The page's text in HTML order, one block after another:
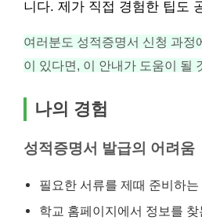
니다. 제가 직접 경험한 팁도
여러분도 성적증명서 신청 과정
이 있다면, 이 안내가 도움이 될
나의 경험
성적증명서 발급의 어려움
필요한 서류를 제때 준비하
학교 홈페이지에서 정보를 찾